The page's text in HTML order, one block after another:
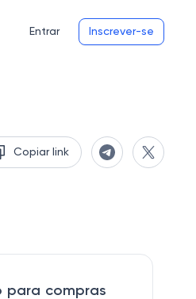
Entrar Inscrever-se
Copiar link
para compras